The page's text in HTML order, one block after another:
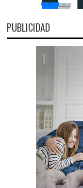
PUBLICIDAD